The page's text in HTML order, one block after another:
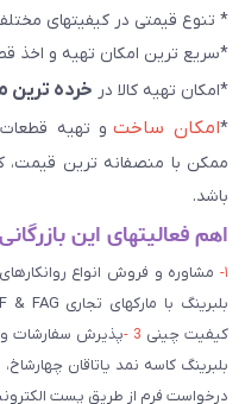
* تنوع قیمتی در کیفیتهای
*سریع ترین امکان تهیه و اخذ
*امکان تهیه کالا در خرده ترین
*امکان ساختو تهیه قطعات
ممکن با منصفانه ترین قیمت،
باشد.
اهم فعالیتهای این
۱- مشاوره و فروش انواع
کیفیت چینی 3 - پذیرش سفارشات و
بلبرینگ کاسه نمد یاتاقان
درخواست فرم از طریق پست